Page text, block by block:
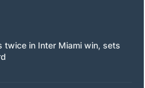
twice in Inter Miami win, sets